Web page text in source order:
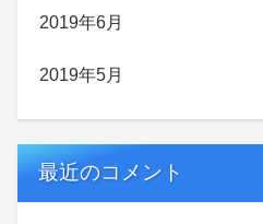
2019年6月
2019年5月
最近のコメント